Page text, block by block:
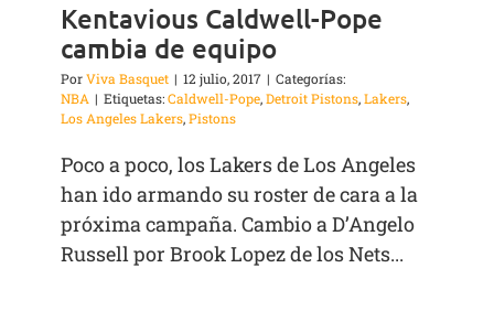
Kentavious Caldwell-Pope
cambia de equipo
PorViva Basquet | 12 julio, 2017 | Categorías:
NBA | Etiquetas:Caldwell-Pope,Detroit Pistons,Lakers,
Los Angeles Lakers,Pistons
Poco a poco, los Lakers de Los Angeles
han ido armando su roster de cara a la
próxima campaña. Cambio a D’Angelo
Russell por Brook Lopez de los Nets...